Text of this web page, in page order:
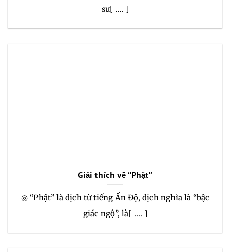
sư[ .... ]
Giải thích về “Phật”
◎ “Phật” là dịch từ tiếng Ấn Độ, dịch nghĩa là “bậc
giác ngộ”, là[ .... ]